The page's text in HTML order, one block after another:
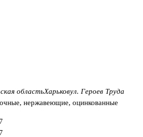
областьХарьковул. Героев Труда
нержавеющие, оцинкованные